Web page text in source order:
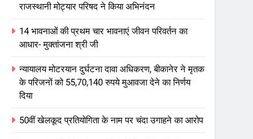
राजस्थानी मोट्यार परिषद ने किया अभिनंदन
14 भावनाओं की प्रथम चार भावनाएं जीवन परिवर्तन का
आधार- मुक्तांजना श्री जी
न्यायालय मोटरयान दुर्घटना दावा अधिकरण, बीकानेर ने मृतक
के परिजनों को 55,70,140 रुपये मुआवजा देने का निर्णय
दिया
50वीं खेलकूद प्रतियोगिता के नाम पर चंदा उगाहने का आरोप